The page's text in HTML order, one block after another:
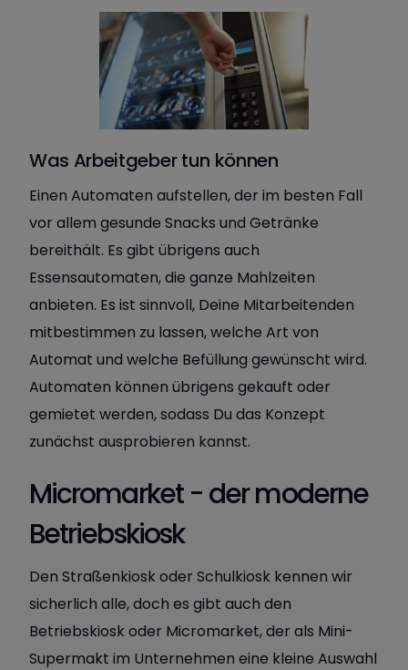
Was Arbeitgeber tun können
Einen Automaten aufstellen, der im besten Fall
vor allem gesunde Snacks und Getränke
bereithält. Es gibt übrigens auch
Essensautomaten, die ganze Mahlzeiten
anbieten. Es ist sinnvoll, Deine Mitarbeitenden
mitbestimmen zu lassen, welche Art von
Automat und welche Befüllung gewünscht wird.
Automaten können übrigens gekauft oder
gemietet werden, sodass Du das Konzept
zunächst ausprobieren kannst.
Micromarket - der moderne
Betriebskiosk
Den Straßenkiosk oder Schulkiosk kennen wir
sicherlich alle, doch es gibt auch den
Betriebskiosk oder Micromarket, der als Mini-
Supermakt im Unternehmen eine kleine Auswahl